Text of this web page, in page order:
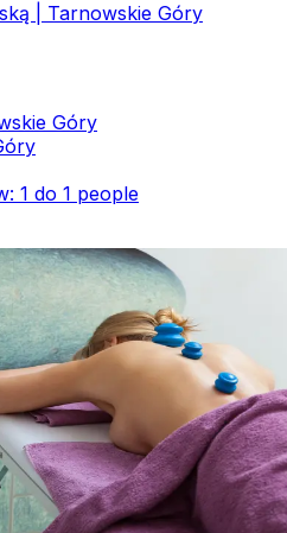
| Tarnowskie Góry
Góry
1 do 1 people